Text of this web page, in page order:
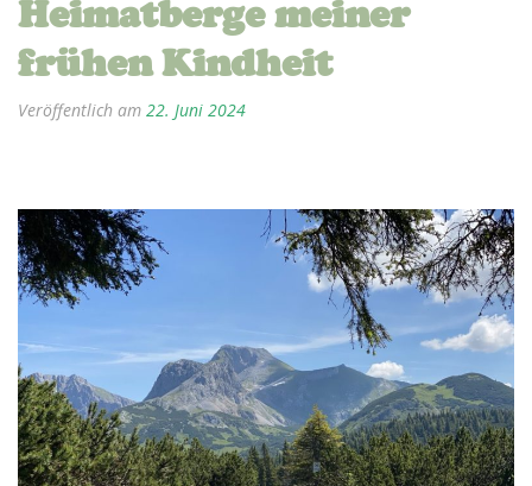
Heimatberge meiner
frühen Kindheit
Veröffentlich am 22. Juni 2024